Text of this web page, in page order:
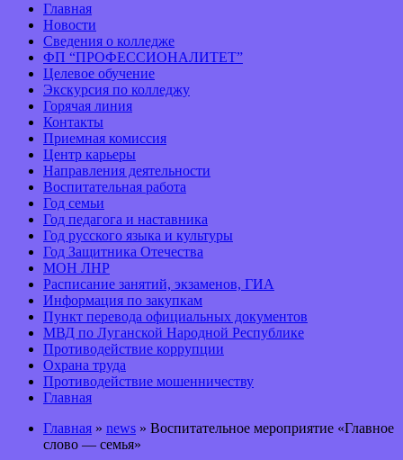
Главная
Новости
Сведения о колледже
ФП “ПРОФЕССИОНАЛИТЕТ”
Целевое обучение
Экскурсия по колледжу
Горячая линия
Контакты
Приемная комиссия
Центр карьеры
Направления деятельности
Воспитательная работа
Год семьи
Год педагога и наставника
Год русского языка и культуры
Год Защитника Отечества
МОН ЛНР
Расписание занятий, экзаменов, ГИА
Информация по закупкам
Пункт перевода официальных документов
МВД по Луганской Народной Республике
Противодействие коррупции
Охрана труда
Противодействие мошенничеству
Главная
Главная » news » Воспитательное мероприятие «Главное
слово — семья»